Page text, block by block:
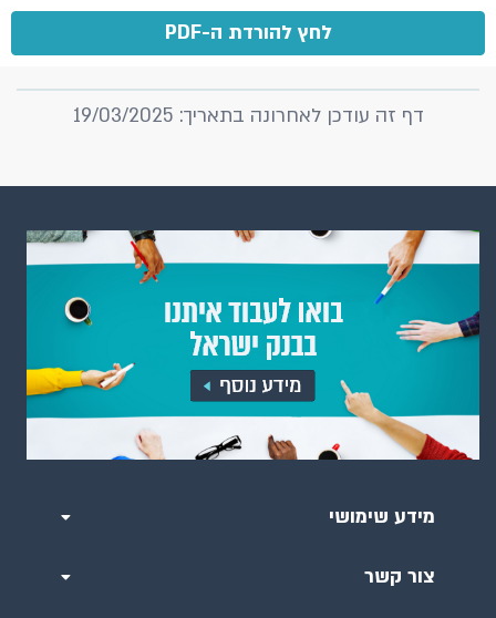
לחץ להורדת ה-PDF
דף זה עודכן לאחרונה בתאריך: 19/03/2025
מידע שימושי
צור קשר